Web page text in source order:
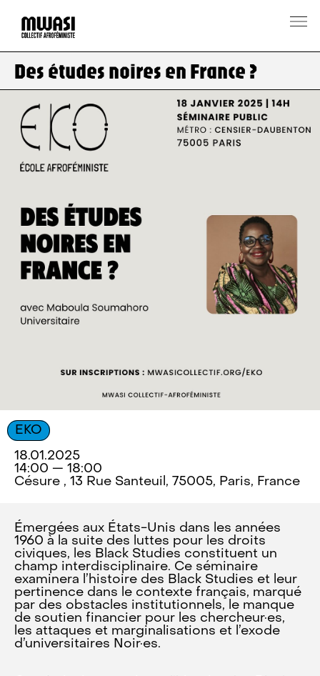
Des études noires en France ?
EKO
18.01.2025
14:00 — 18:00
Césure , 13 Rue Santeuil, 75005, Paris, France
Émergées aux États-Unis dans les années
1960 à la suite des luttes pour les droits
civiques, les Black Studies constituent un
champ interdisciplinaire. Ce séminaire
examinera l’histoire des Black Studies et leur
pertinence dans le contexte français, marqué
par des obstacles institutionnels, le manque
de soutien financier pour les chercheur·es,
les attaques et marginalisations et l’exode
d’universitaires Noir·es.